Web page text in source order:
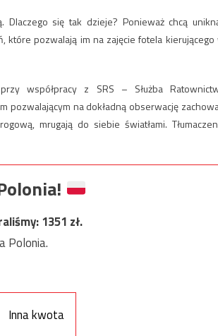
Dlaczego się tak dzieje? Ponieważ chcą
pozwalają im na zajęcie fotela kierującego
współpracy z SRS – Służba
pozwalającym na dokładną obserwację
mrugają do siebie światłami.
1351 zł.
Polonia.
Inna kwota